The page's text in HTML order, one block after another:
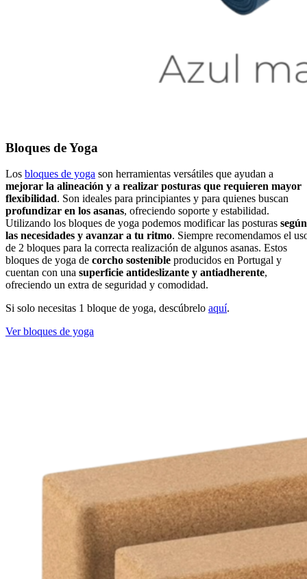
Bloques de Yoga
Los bloques de yoga son herramientas versátiles que ayudan a
mejorar la alineación y a realizar posturas que requieren mayor
flexibilidad. Son ideales para principiantes y para quienes buscan
profundizar en los asanas, ofreciendo soporte y estabilidad.
Utilizando los bloques de yoga podemos modificar las posturas según
las necesidades y avanzar a tu ritmo. Siempre recomendamos el
de 2 bloques para la correcta realización de algunos asanas. Estos
bloques de yoga de corcho sostenible producidos en Portugal y
cuentan con una superficie antideslizante y antiadherente,
ofreciendo un extra de seguridad y comodidad.
Si solo necesitas 1 bloque de yoga, descúbrelo aquí.
Ver bloques de yoga